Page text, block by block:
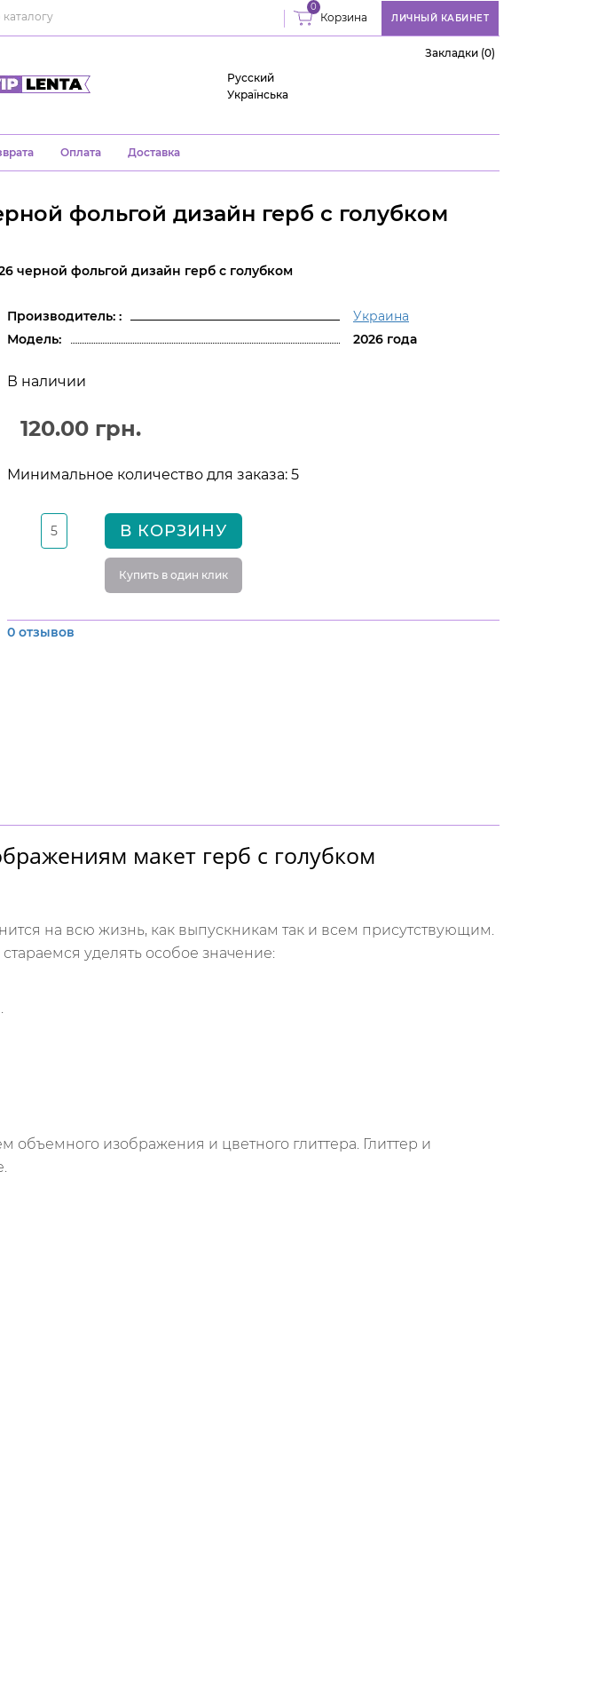
Корзина
0
ЛИЧНЫЙ КАБИНЕТ
Русский
Українська
Закладки (0)
Оплата Доставка
фольгой дизайн герб с голубком
черной фольгой дизайн герб с голубком
Производитель: :
Украина
Модель:
2026 года
В наличии
120.00 грн.
Минимальное количество для заказа: 5
В КОРЗИНУ
Купить в один клик
0 отзывов
макет герб с голубком
на всю жизнь, как выпускникам так и всем присутствующим.
уделять особое значение:
объемного изображения и цветного глиттера. Глиттер и